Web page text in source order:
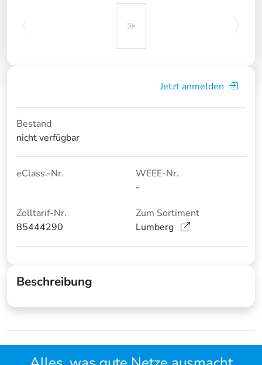
Jetzt anmelden
Bestand
nicht verfügbar
eClass.-Nr.
WEEE-Nr.
-
Zolltarif-Nr.
85444290
Zum Sortiment
Lumberg
Beschreibung